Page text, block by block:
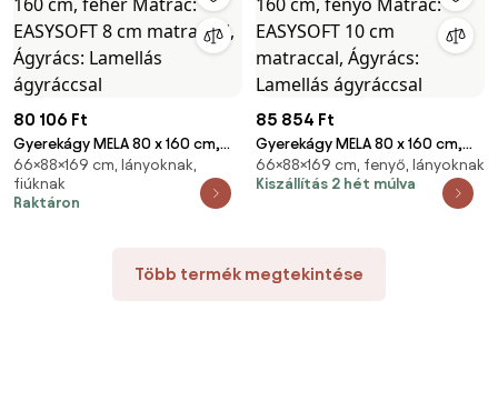
80 106 Ft
Gyerekágy MELA 80 x 160 cm,
fehér Matrac: EASYSOFT 8 cm
matraccal, Ágyrács: Lamellás
ágyráccsal
66×88×169 cm, lányoknak,
fiúknak
Raktáron
85 854 Ft
Gyerekágy MELA 80 x 160 cm,
fenyő Matrac: EASYSOFT 10 cm
matraccal, Ágyrács: Lamellás
66×88×169 cm, fenyő, lányoknak
Kiszállítás 2 hét múlva
Több termék megtekintése